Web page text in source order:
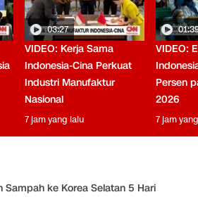
03:27
VIDEO: Kerja Sama
Indonesia-Cina Perkuat
Industri Manufaktur
Nasional
7 jam yang lalu
VIDEO:
Persen
2026
7 jam
Sampah ke Korea Selatan 5 Hari